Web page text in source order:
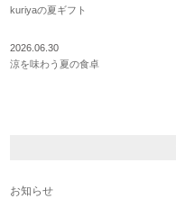
kuriyaの夏ギフト
2026.06.30
涼を味わう夏の食卓
お知らせ